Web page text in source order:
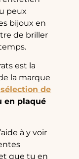
peux
bijoux en
de briller
est la
la marque
sélection de
en plaqué
à y voir
que tu en